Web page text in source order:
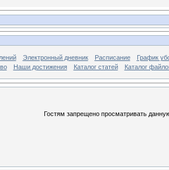
Электронный дневник Расписание
График
Наши достижения Каталог статей Каталог
Гостям запрещено просматривать